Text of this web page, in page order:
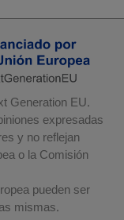
Generation EU.
expresadas
y no reflejan
o la Comisión
pueden ser
mismas.